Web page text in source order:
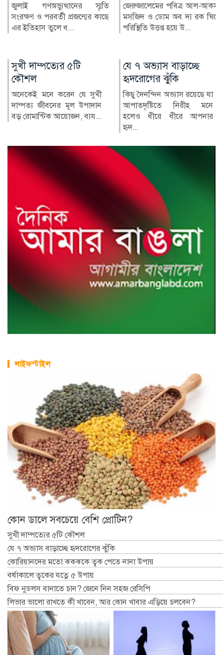
জেরুজালেমের পবিত্র আল-আকসা
মসজিদ ও ডোম অব দ্য রক ঘিরে
পরিস্থিতি উত্তপ্ত হয়ে উ...
ভারতীয় চলচ্চিত্রের পরিচিত মুখ ও
‘গজনি’ সিনেমার খলনায়ক চরিত্রে
জনপ...
যে ৭ অভ্যাস বাড়াচ্ছে
হৃদরোগের ঝুঁকি
কিছু দৈনন্দিন অভ্যাস রয়েছে যা
আপাতদৃষ্টিতে নিরীহ মনে
হলেও ধীরে ধীরে আপনার
বাগেরহাটে একই
পরিবারের তিনজনকে
হত্যা, দাফন সম্পন্ন
বাগেরহাটের কচুয়া উপজেলায়
হত্যাকাণ্ডের শিকার একই
পরিবারের তিন সদস্যের দাফন
লাইফস্টাইল
কোন ডালে সবচেয়ে বেশি প্রোটিন?
সুখী দাম্পত্যের ৫টি কৌশল
যে ৭ অভ্যাস বাড়াচ্ছে হৃদরোগের ঝুঁকি
কোরিয়ানদের মতো ঝকঝকে ত্বক পেতে নানা উপায়
বর্ষাকালে ত্বকের যত্নে ৫ উপায়
বিফ নুডলস বানাতে চান? জেনে নিন সহজ রেসিপি
লিভার ভালো রাখতে কী খাবেন, আর কোন খাবার এড়িয়ে চলবেন?